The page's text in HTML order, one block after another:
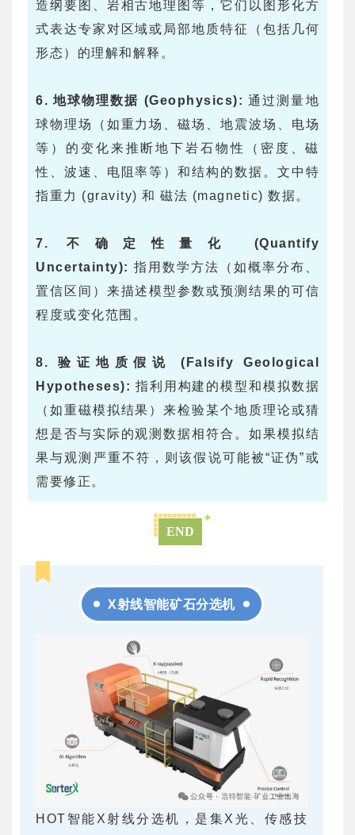
造纲要图、岩相古地理图等，它们以图形化方
式表达专家对区域或局部地质特征（包括几何
形态）的理解和解释。
6. 地球物理数据 (Geophysics):通过测量地
球物理场（如重力场、磁场、地震波场、电场
等）的变化来推断地下岩石物性（密度、磁
性、波速、电阻率等）和结构的数据。文中特
指重力 (gravity) 和 磁法 (magnetic) 数据。
7. 不确定性量化 (Quantify
Uncertainty): 指用数学方法（如概率分布、
置信区间）来描述模型参数或预测结果的可信
程度或变化范围。
8. 验证地质假说 (Falsify Geological
Hypotheses): 指利用构建的模型和模拟数据
（如重磁模拟结果）来检验某个地质理论或猜
想是否与实际的观测数据相符合。如果模拟结
果与观测严重不符，则该假说可能被“证伪”或
需要修正。
END
X射线智能矿石分选机
HOT智能X射线分选机，是集X光、传感技